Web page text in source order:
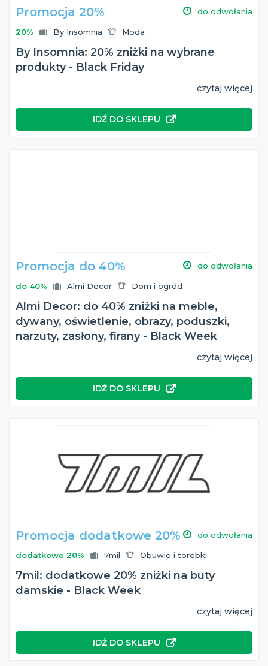
Promocja 20% do odwołania
20% By Insomnia Moda
By Insomnia: 20% zniżki na wybrane
produkty - Black Friday
czytaj więcej
IDŹ DO SKLEPU
Promocja do 40% do odwołania
do 40% Almi Decor Dom i ogród
Almi Decor: do 40% zniżki na meble,
dywany, oświetlenie, obrazy, poduszki,
narzuty, zasłony, firany - Black Week
czytaj więcej
IDŹ DO SKLEPU
Promocja dodatkowe 20% do odwołania
dodatkowe 20% 7mil Obuwie i torebki
7mil: dodatkowe 20% zniżki na buty
damskie - Black Week
czytaj więcej
IDŹ DO SKLEPU